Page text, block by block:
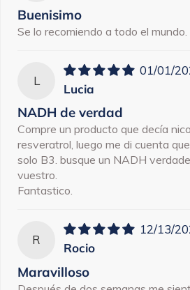
Buenisimo
Se lo recomiendo a todo el mundo.
L
01/01/
Lucia
NADH de verdad
Compre un producto que decía
resveratrol, luego me di cuenta
solo B3. busque un NADH
vuestro.
Fantastico.
R
12/13/
Rocio
Maravilloso